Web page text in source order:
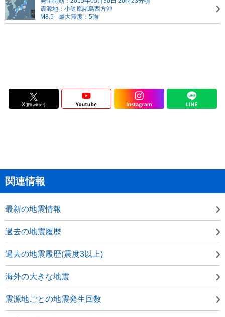
震源地：小笠原諸島西方沖
M8.5
最大震度：5強
関連情報
最新の地震情報
過去の地震履歴
過去の地震履歴(震度3以上)
海外の大きな地震
震源地ごとの地震発生回数